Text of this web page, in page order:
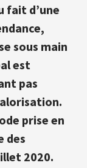
fait d’une
sous main
est
pas
prise en
des
2020.